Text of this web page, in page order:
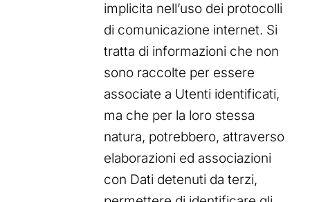
implicita nell’uso dei protocolli
di comunicazione internet. Si
tratta di informazioni che non
sono raccolte per essere
associate a Utenti identificati,
ma che per la loro stessa
natura, potrebbero, attraverso
elaborazioni ed associazioni
con Dati detenuti da terzi,